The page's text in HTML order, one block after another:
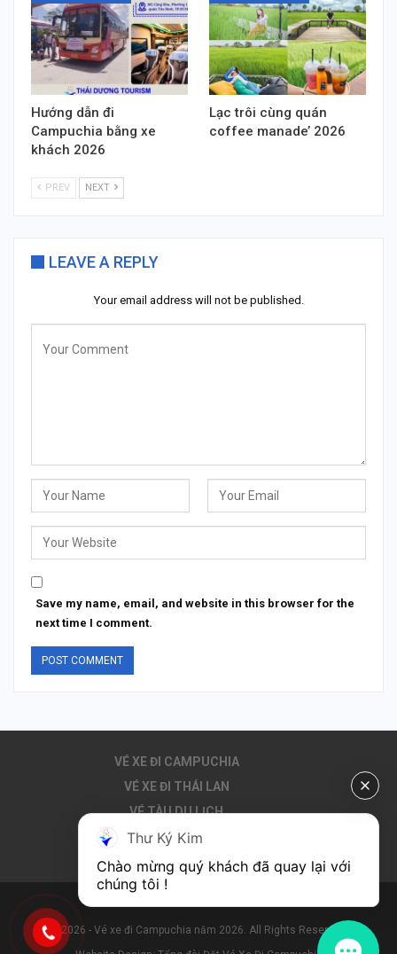
Hướng dẫn đi
Campuchia bằng xe
khách 2026
Lạc trôi cùng quán
coffee manade’ 2026
PREV NEXT
LEAVE A REPLY
Your email address will not be published.
Save my name, email, and website in this browser for the
next time I comment.
VÉ XE ĐI CAMPUCHIA
VÉ XE ĐI THÁI LAN
VÉ TÀU DU LỊCH
THUÊ XE ĐI CAMPUCHIA
DU LỊCH CAMPUCHIA
© 2026 - Vé xe đi Campuchia năm 2026. All Rights Reserved.
Thư Ký Kim
Chào mừng quý khách đã quay lại với
chúng tôi !